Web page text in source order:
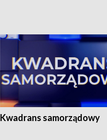
Kwadrans samorządowy